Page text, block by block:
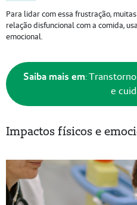
Para lidar com essa frustração,
relação disfuncional com a comida,
emocional.
Saiba mais em:
e
Impactos físicos e